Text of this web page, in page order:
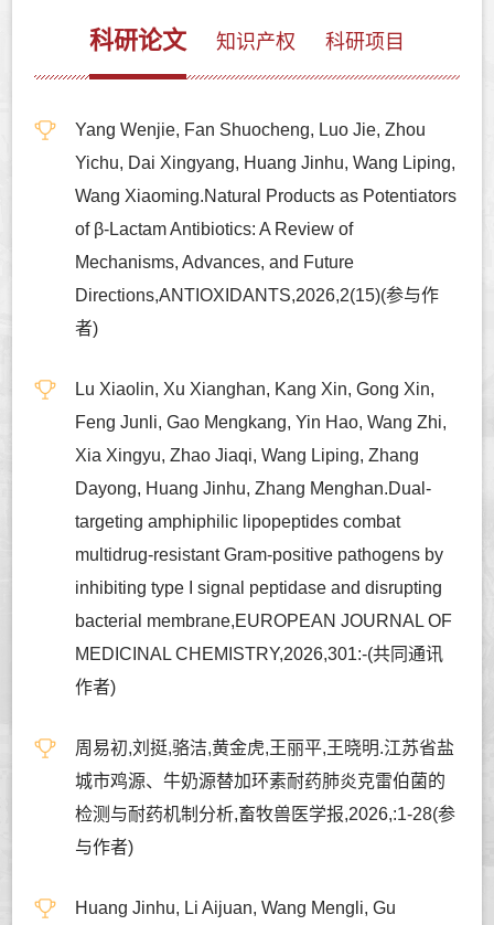
科研论文 知识产权 科研项目
Yang Wenjie, Fan Shuocheng, Luo Jie, Zhou
Yichu, Dai Xingyang, Huang Jinhu, Wang Liping,
Wang Xiaoming.Natural Products as Potentiators
of β-Lactam Antibiotics: A Review of
Mechanisms, Advances, and Future
Directions,ANTIOXIDANTS,2026,2(15)(参与作
者)
Lu Xiaolin, Xu Xianghan, Kang Xin, Gong Xin,
Feng Junli, Gao Mengkang, Yin Hao, Wang Zhi,
Xia Xingyu, Zhao Jiaqi, Wang Liping, Zhang
Dayong, Huang Jinhu, Zhang Menghan.Dual-
targeting amphiphilic lipopeptides combat
multidrug-resistant Gram-positive pathogens by
inhibiting type I signal peptidase and disrupting
bacterial membrane,EUROPEAN JOURNAL OF
MEDICINAL CHEMISTRY,2026,301:-(共同通讯
作者)
周易初,刘挺,骆洁,黄金虎,王丽平,王晓明.江苏省盐
城市鸡源、牛奶源替加环素耐药肺炎克雷伯菌的
检测与耐药机制分析,畜牧兽医学报,2026,:1-28(参
与作者)
Huang Jinhu, Li Aijuan, Wang Mengli, Gu